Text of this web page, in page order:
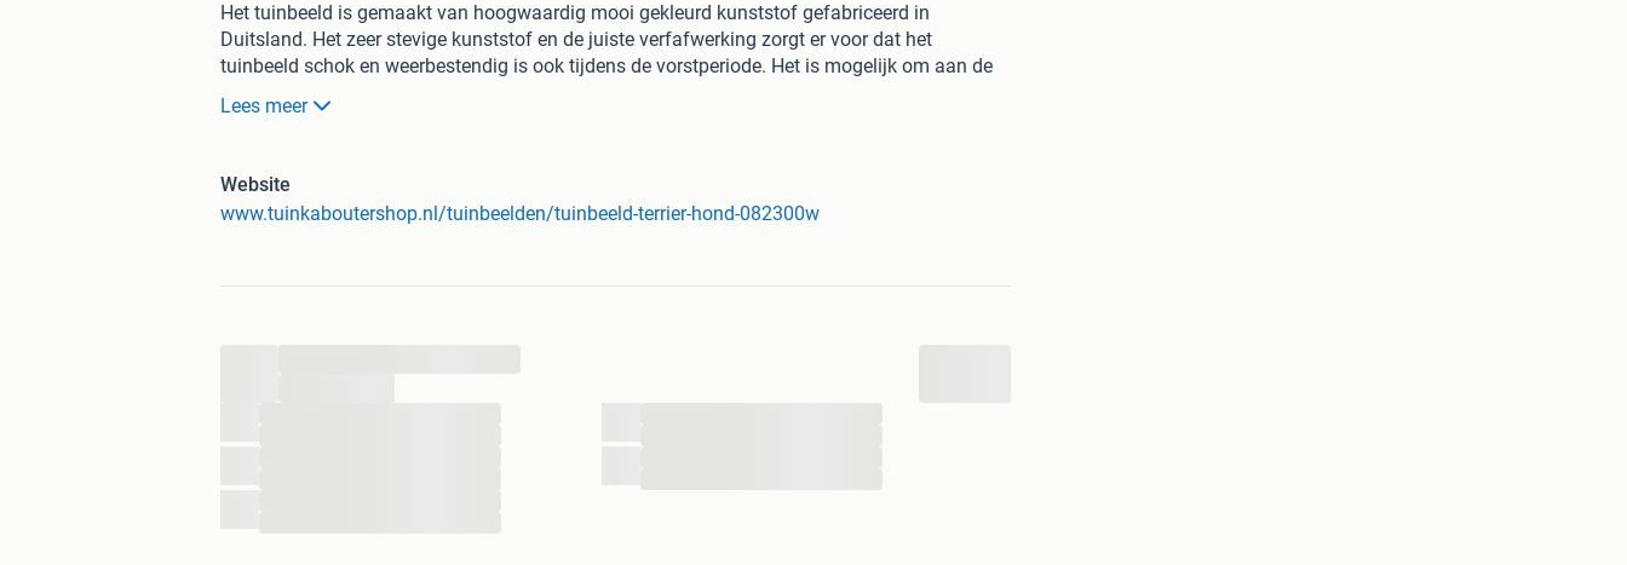
Het tuinbeeld is gemaakt van hoogwaardig mooi gekleurd kunststof gefabriceerd in
Duitsland. Het zeer stevige kunststof en de juiste verfafwerking zorgt er voor dat het
tuinbeeld schok en weerbestendig is ook tijdens de vorstperiode. Het is mogelijk om aan de
onderkant een gat te boren, zodat deze eventueel op een stok in de grond kan worden gezet.
De gebruikte kleuren zijn oplosmiddelvrij en bevatten geen enkele giftige substanties. Alle
Lees meer
Website
www.tuinkaboutershop.nl/tuinbeelden/tuinbeeld-terrier-hond-082300w